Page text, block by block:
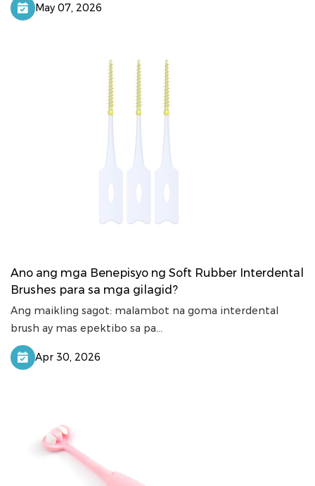
May 07, 2026
Ano ang mga Benepisyo ng Soft Rubber Interdental
Brushes para sa mga gilagid?
Ang maikling sagot: malambot na goma interdental
brush ay mas epektibo sa pa...
Apr 30, 2026